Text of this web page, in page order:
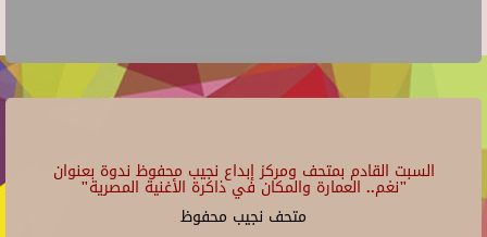
السبت القادم بمتحف ومركز إبداع نجيب محفوظ ندوة بعنوان
"نغم.. العمارة والمكان في ذاكرة الأغنية المصرية"
متحف نجيب محفوظ